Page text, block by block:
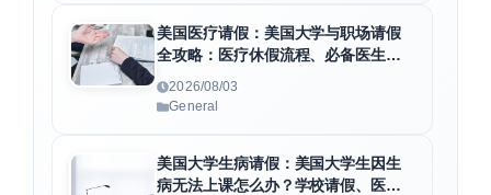
美国医疗请假：美国大学与职场请假
全攻略：医疗休假流程、必备医生证
2026/08/03
General
美国大学生病请假：美国大学生因生
病无法上课怎么办？学校请假、医疗